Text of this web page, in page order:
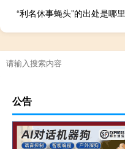
“利名休事蝇头”的出处是哪里
公告